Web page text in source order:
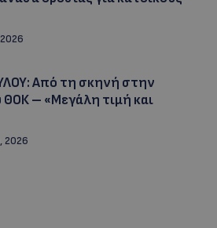
Από τη σκηνή στην
ΘΟΚ – «Μεγάλη τιμή και
2026